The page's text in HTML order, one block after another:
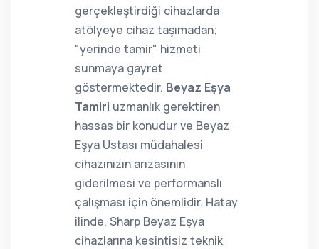
gerçekleştirdiği cihazlarda
atölyeye cihaz taşımadan;
"yerinde tamir" hizmeti
sunmaya gayret
göstermektedir. Beyaz Eşya
Tamiri uzmanlık gerektiren
hassas bir konudur ve Beyaz
Eşya Ustası müdahalesi
cihazınızın arızasının
giderilmesi ve performanslı
çalışması için önemlidir. Hatay
ilinde, Sharp Beyaz Eşya
cihazlarına kesintisiz teknik